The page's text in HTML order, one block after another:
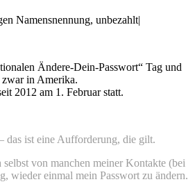
Namensnennung, unbezahlt|
Ändere-Dein-Passwort“ Tag und
zwar in Amerika.
2012 am 1. Februar statt.
das ist eine Aufforderung, die gilt.
von manchen meiner Kontakte (bei
wieder einmal mein Passwort zu ändern.